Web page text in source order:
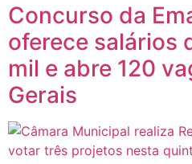
Concurso da
oferece salários
mil e abre 120
Gerais